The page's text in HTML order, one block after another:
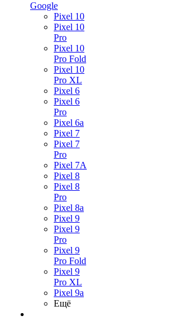
Google
Pixel 10
Pixel 10
Pro
Pixel 10
Pro Fold
Pixel 10
Pro XL
Pixel 6
Pixel 6
Pro
Pixel 6a
Pixel 7
Pixel 7
Pro
Pixel 7A
Pixel 8
Pixel 8
Pro
Pixel 8a
Pixel 9
Pixel 9
Pro
Pixel 9
Pro Fold
Pixel 9
Pro XL
Pixel 9a
Ещё